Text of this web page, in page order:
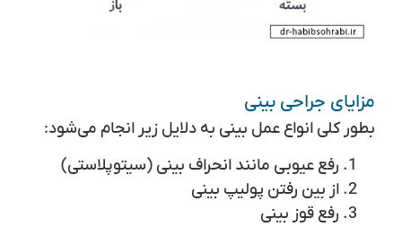
مزایای جراحی بینی
بطور کلی انواع عمل بینی به دلایل زیر انجام می‌شود:
رفع عیوبی مانند انحراف بینی (سیتوپلاستی)
از بین رفتن پولیپ بینی
رفع قوز بینی